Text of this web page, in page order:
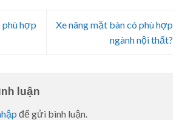
phù hợp
Xe nâng mặt bàn có phù hợp
ngành nội thất?
luận
để gửi bình luận.